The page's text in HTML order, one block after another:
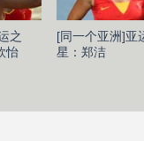
之
怡
[同一个亚洲]亚
星：郑洁